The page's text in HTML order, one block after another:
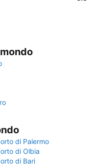
di Palermo
di Olbia
di Bari